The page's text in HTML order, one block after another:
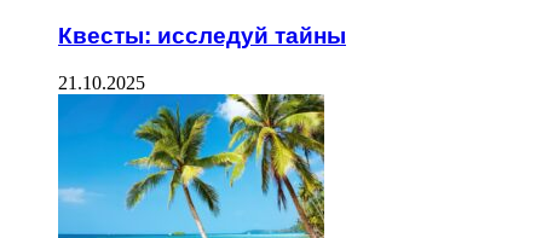
Квесты: исследуй тайны
21.10.2025